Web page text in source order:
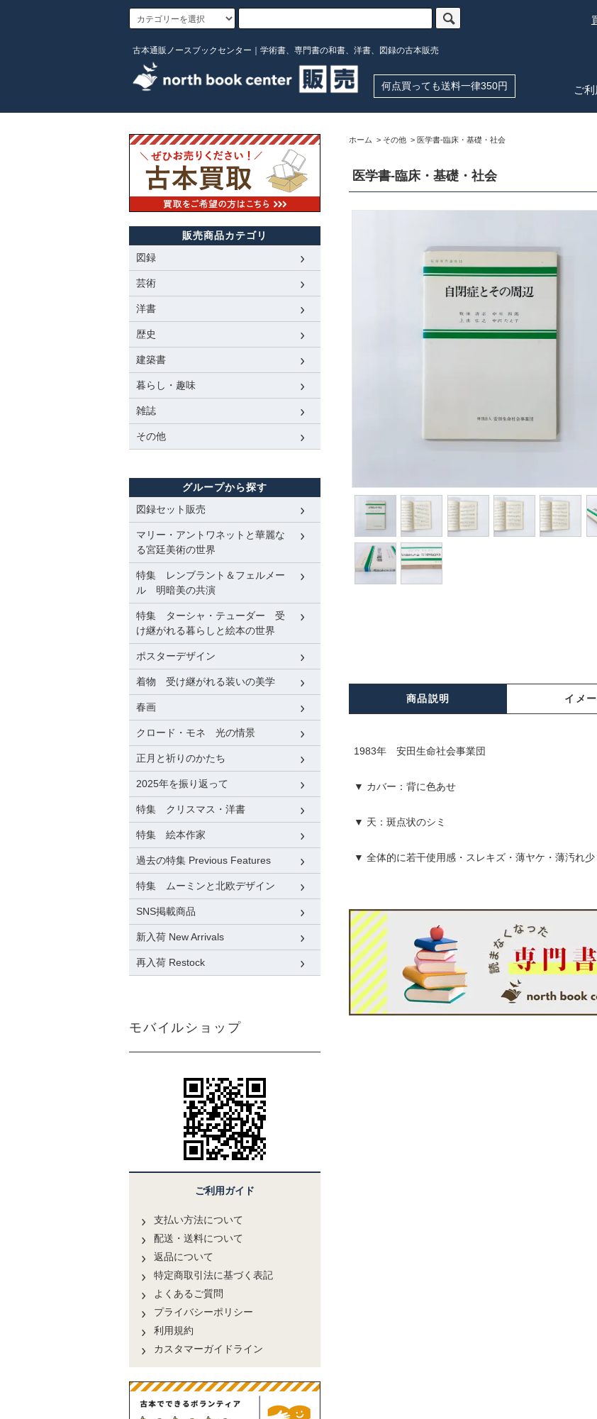
古本通販ノースブックセンター｜学術書、専門書の和書、洋書、図録の古本販売
何点買っても送料一律350円 ご
ホーム > その他 > 医学書-臨床・基礎・社会
医学書-臨床・基礎・社会
商品説明 イメ
1983年 安田生命社会事業団
▼ カバー：背に色あせ
▼ 天：斑点状のシミ
▼ 全体的に若干使用感・スレキズ・薄ヤケ・薄汚れ少
販売商品カテゴリ
図録
芸術
洋書
歴史
建築書
暮らし・趣味
雑誌
その他
グループから探す
図録セット販売
マリー・アントワネットと華麗な
る宮廷美術の世界
特集 レンブラント＆フェルメー
ル 明暗美の共演
特集 ターシャ・テューダー 受
け継がれる暮らしと絵本の世界
ポスターデザイン
着物 受け継がれる装いの美学
春画
クロード・モネ 光の情景
正月と祈りのかたち
2025年を振り返って
特集 クリスマス・洋書
特集 絵本作家
過去の特集 Previous Features
特集 ムーミンと北欧デザイン
SNS掲載商品
新入荷 New Arrivals
再入荷 Restock
モバイルショップ
ご利用ガイド
支払い方法について
配送・送料について
返品について
特定商取引法に基づく表記
よくあるご質問
プライバシーポリシー
利用規約
カスタマーガイドライン